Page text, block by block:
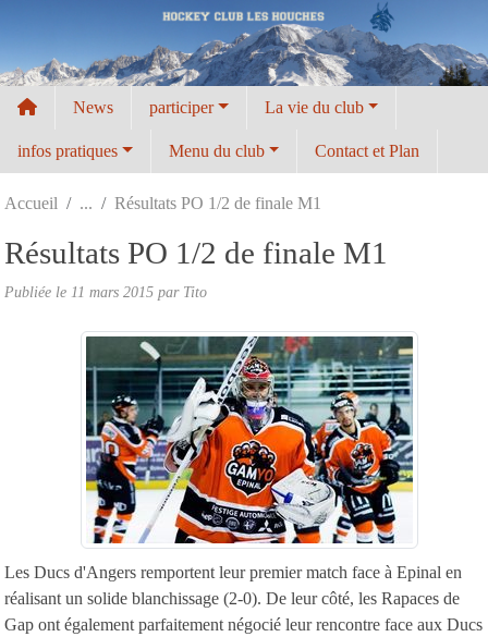
News participer La vie du club
infos pratiques Menu du club Contact et Plan
Accueil Résultats PO 1/2 de finale M1
Résultats PO 1/2 de finale M1
Publiée le 11 mars 2015 par Tito
Les Ducs d'Angers remportent leur premier match face à Epinal en
réalisant un solide blanchissage (2-0). De leur côté, les Rapaces de
Gap ont également parfaitement négocié leur rencontre face aux Ducs
Panneau de gestion des cookies